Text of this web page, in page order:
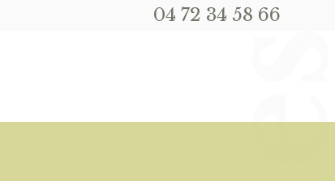
04 72 34 58 66